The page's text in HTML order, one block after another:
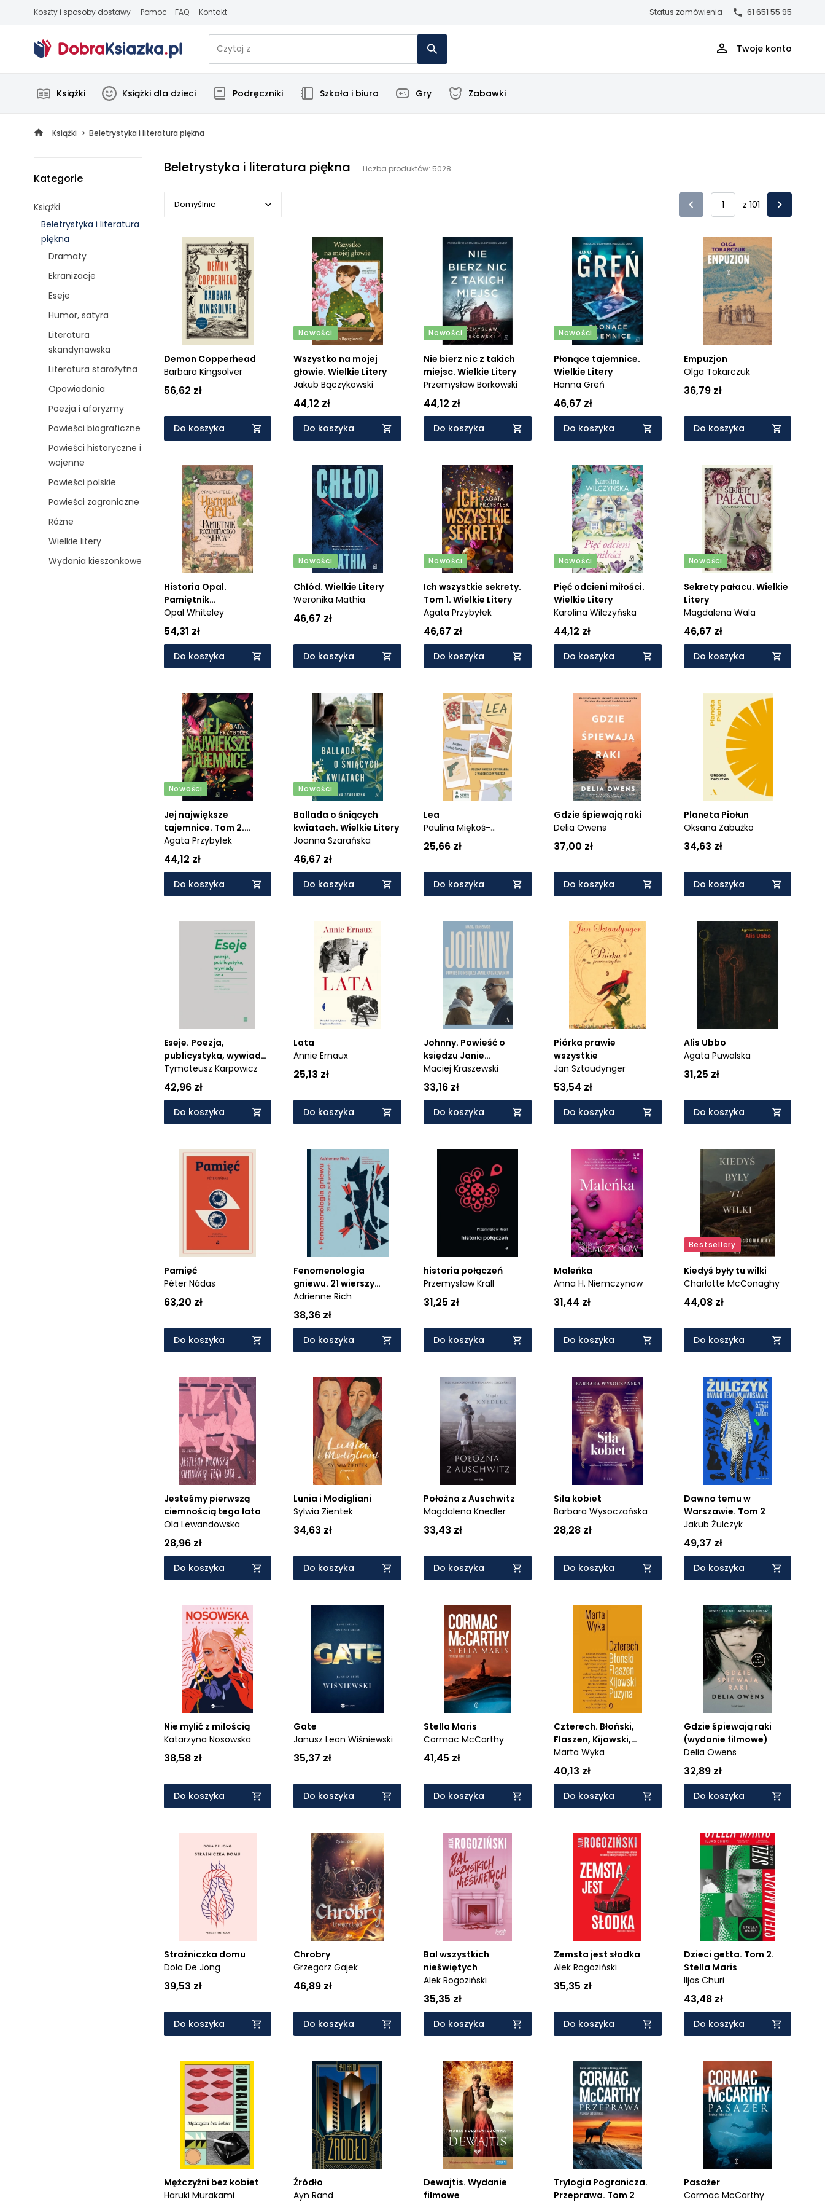
Koszty i sposoby dostawy Pomoc - FAQ Kontakt Status zamówienia 61 651 55 95
Twoje konto
Książki Książki dla dzieci Podręczniki Szkoła i biuro Gry Zabawki
Książki Beletrystyka i literatura piękna
Kategorie
Książki
Beletrystyka i literatura
piękna
Dramaty
Ekranizacje
Eseje
Humor, satyra
Literatura
skandynawska
Literatura starożytna
Opowiadania
Poezja i aforyzmy
Powieści biograficzne
Powieści historyczne i
wojenne
Powieści polskie
Powieści zagraniczne
Różne
Wielkie litery
Wydania kieszonkowe
Beletrystyka i literatura piękna Liczba produktów: 5028
Domyślnie
Domyślnie
Popularne
Cena rosnąco
Cena malejąco
Od najnowszych
Od najstarszych
z 101
Demon Copperhead
Barbara Kingsolver
56,62 zł
Do koszyka
Nowości
Wszystko na mojej
głowie. Wielkie Litery
Jakub Bączykowski
44,12 zł
Do koszyka
Nowości
Nie bierz nic z takich
miejsc. Wielkie Litery
Przemysław Borkowski
44,12 zł
Do koszyka
Nowości
Płonące tajemnice.
Wielkie Litery
Hanna Greń
46,67 zł
Do koszyka
Empuzjon
Olga Tokarczuk
36,79 zł
Do koszyka
Historia Opal.
Pamiętnik
rozumiejącego serca
Opal Whiteley
54,31 zł
Do koszyka
Nowości
Chłód. Wielkie Litery
Weronika Mathia
46,67 zł
Do koszyka
Nowości
Ich wszystkie sekrety.
Tom 1. Wielkie Litery
Agata Przybyłek
46,67 zł
Do koszyka
Nowości
Pięć odcieni miłości.
Wielkie Litery
Karolina Wilczyńska
44,12 zł
Do koszyka
Nowości
Sekrety pałacu. Wielkie
Litery
Magdalena Wala
46,67 zł
Do koszyka
Nowości
Jej największe
tajemnice. Tom 2.
Wielkie Litery
Agata Przybyłek
44,12 zł
Do koszyka
Nowości
Ballada o śniących
kwiatach. Wielkie Litery
Joanna Szarańska
46,67 zł
Do koszyka
Lea
Paulina Miękoś-
Maziarska
25,66 zł
Do koszyka
Gdzie śpiewają raki
Delia Owens
37,00 zł
Do koszyka
Planeta Piołun
Oksana Zabużko
34,63 zł
Do koszyka
Eseje. Poezja,
publicystyka, wywiady.
Tom 4
Tymoteusz Karpowicz
42,96 zł
Do koszyka
Lata
Annie Ernaux
25,13 zł
Do koszyka
Johnny. Powieść o
księdzu Janie
Kaczkowskim
Maciej Kraszewski
33,16 zł
Do koszyka
Piórka prawie
wszystkie
Jan Sztaudynger
53,54 zł
Do koszyka
Alis Ubbo
Agata Puwalska
31,25 zł
Do koszyka
Pamięć
Péter Nádas
63,20 zł
Do koszyka
Fenomenologia
gniewu. 21 wierszy
politycznych
Adrienne Rich
38,36 zł
Do koszyka
historia połączeń
Przemysław Krall
31,25 zł
Do koszyka
Maleńka
Anna H. Niemczynow
31,44 zł
Do koszyka
Bestsellery
Kiedyś były tu wilki
Charlotte McConaghy
44,08 zł
Do koszyka
Jesteśmy pierwszą
ciemnością tego lata
Ola Lewandowska
28,96 zł
Do koszyka
Lunia i Modigliani
Sylwia Zientek
34,63 zł
Do koszyka
Położna z Auschwitz
Magdalena Knedler
33,43 zł
Do koszyka
Siła kobiet
Barbara Wysoczańska
28,28 zł
Do koszyka
Dawno temu w
Warszawie. Tom 2
Jakub Żulczyk
49,37 zł
Do koszyka
Nie mylić z miłością
Katarzyna Nosowska
38,58 zł
Do koszyka
Gate
Janusz Leon Wiśniewski
35,37 zł
Do koszyka
Stella Maris
Cormac McCarthy
41,45 zł
Do koszyka
Czterech. Błoński,
Flaszen, Kijowski,
Puzyna. Esej o przyjaźni
i pokrewieństwie
umysłowym
Marta Wyka
40,13 zł
Do koszyka
Gdzie śpiewają raki
(wydanie filmowe)
Delia Owens
32,89 zł
Do koszyka
Strażniczka domu
Dola De Jong
39,53 zł
Do koszyka
Chrobry
Grzegorz Gajek
46,89 zł
Do koszyka
Bal wszystkich
nieświętych
Alek Rogoziński
35,35 zł
Do koszyka
Zemsta jest słodka
Alek Rogoziński
35,35 zł
Do koszyka
Dzieci getta. Tom 2.
Stella Maris
Iljas Churi
43,48 zł
Do koszyka
Mężczyźni bez kobiet
Haruki Murakami
Źródło
Ayn Rand
Dewajtis. Wydanie
filmowe
Trylogia Pogranicza.
Przeprawa. Tom 2
Pasażer
Cormac McCarthy